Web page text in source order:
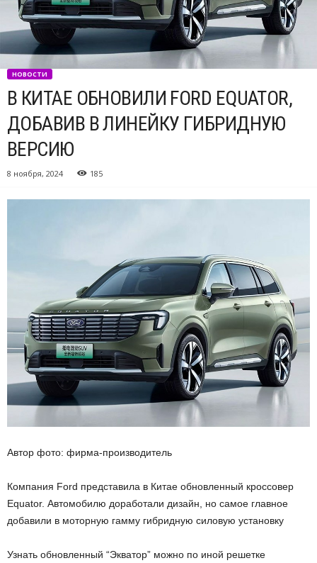
НОВОСТИ
В КИТАЕ ОБНОВИЛИ FORD EQUATOR,
ДОБАВИВ В ЛИНЕЙКУ ГИБРИДНУЮ
ВЕРСИЮ
8 ноября, 2024 185
Автор фото: фирма-производитель
Компания Ford представила в Китае обновленный кроссовер
Equator. Автомобилю доработали дизайн, но самое главное
добавили в моторную гамму гибридную силовую установку
Узнать обновленный “Экватор” можно по иной решетке